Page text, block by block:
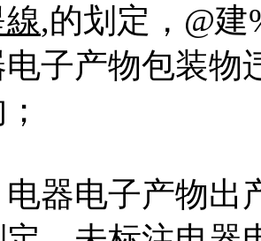
,的划定，@建
子产物包装物
电器电子产物